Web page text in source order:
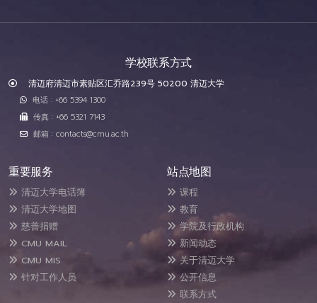
学校联系方式
清迈府清迈市素贴区汇乔路239号 50200 清迈大学
电话 : +66 5394 1300
传真 : +66 5321 7143
邮箱 : contacts@cmu.ac.th
重要服务
清迈大学电话簿
清迈大学地图
慈善捐赠
CMU MAIL
CMU MIS
针对工作人员
站点地图
课程
教育
学院及行政机构
新闻动态
关于清迈大学
公开信息
联系方式